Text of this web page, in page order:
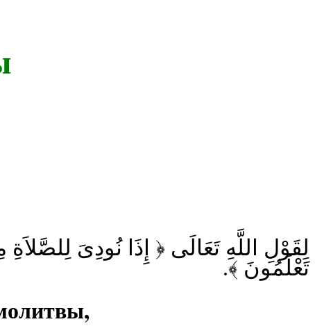
لِقَوْلِ اللَّهِ تَعَالَى ﴿ إِذَا نُودِىَ
تَعْلَمُونَ ﴾.